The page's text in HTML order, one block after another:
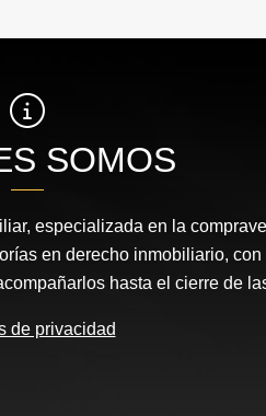
SOMOS
especializada en la
en derecho inmobiliario,
hasta el cierre de
de privacidad